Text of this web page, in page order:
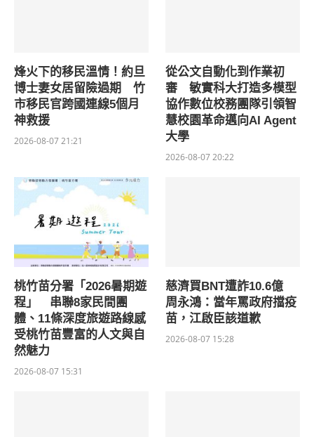
烽火下的移民溫情！約旦
博士妻女居留險過期 竹
市移民官跨國連線5個月
神救援
2026-08-07 21:21
從公文自動化到作業初
審 敏實科大打造多模型
協作數位校務團隊引領智
慧校園革命邁向AI Agent
大學
2026-08-07 20:22
桃竹苗分署「2026暑期遊
程」 串聯8家民間團
體、11條深度旅遊路線感
受桃竹苗豐富的人文與自
然魅力
2026-08-07 15:31
慈濟買BNT遭詐10.6億
周永鴻：當年罵政府擋疫
苗，江啟臣該道歉
2026-08-07 15:28